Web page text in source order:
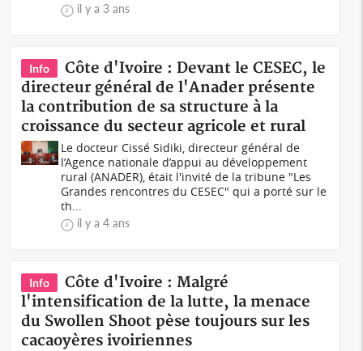
il y a 3 ans
Info
Côte d'Ivoire : Devant le CESEC, le
directeur général de l'Anader présente
la contribution de sa structure à la
croissance du secteur agricole et rural
Le docteur Cissé Sidiki, directeur général de
l’Agence nationale d’appui au développement
rural (ANADER), était l'invité de la tribune "Les
Grandes rencontres du CESEC" qui a porté sur le
th...
il y a 4 ans
Info
Côte d'Ivoire : Malgré
l'intensification de la lutte, la menace
du Swollen Shoot pèse toujours sur les
cacaoyères ivoiriennes